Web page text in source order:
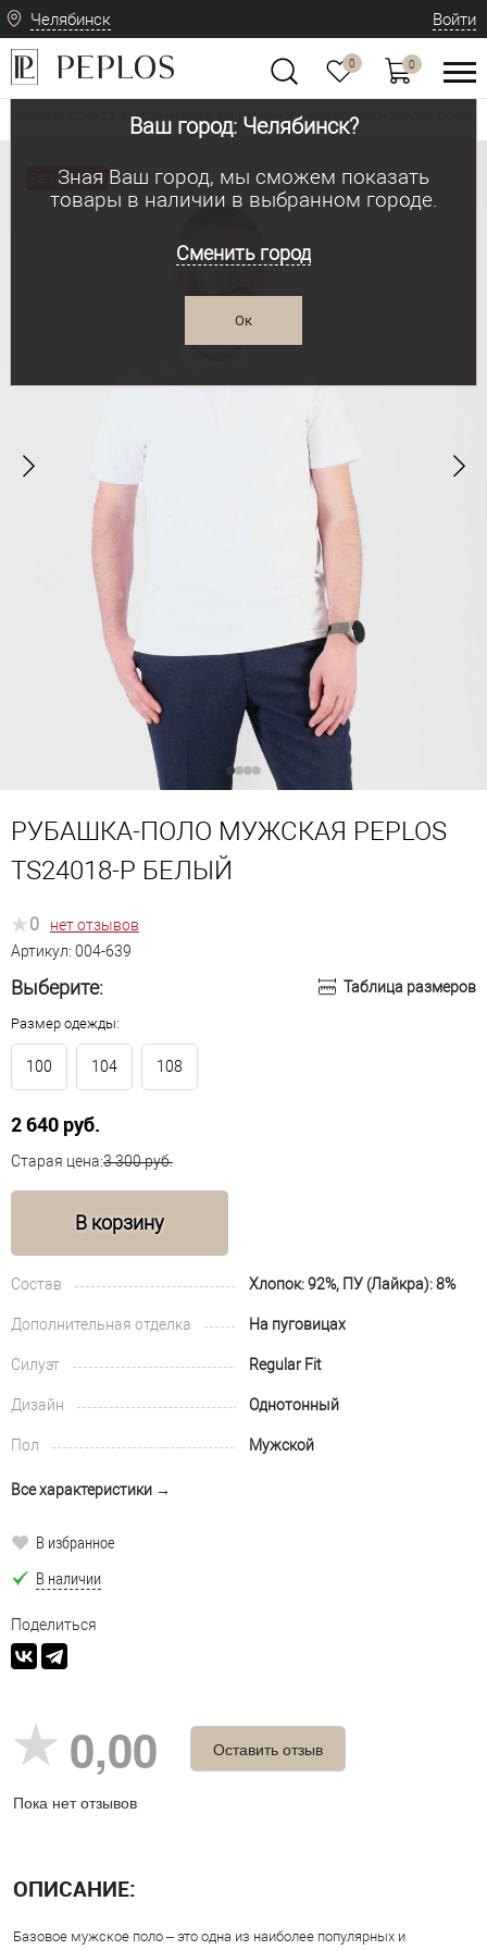
Челябинск
Ваш город: Челябинск?
Зная Ваш город, мы сможем показать
товары в наличии в выбранном городе.
Сменить город
Ок
Войти
0 0
Мужская одежда: классическая и современная Мужские футболки, поло,
Распродажа
РУБАШКА-ПОЛО МУЖСКАЯ PEPLOS
TS24018-P БЕЛЫЙ
0
нет отзывов
Артикул: 004-639
Выберите: Таблица размеров
Размер одежды:
100 104 108
2 640 руб.
Старая цена:3 300 руб.
В корзину
Состав Хлопок: 92%, ПУ (Лайкра): 8%
Дополнительная отделка На пуговицах
Силуэт Regular Fit
Дизайн Однотонный
Пол Мужской
Все характеристики →
В избранное
В наличии
Поделиться
0,00
Пока нет отзывов
Оставить отзыв
ОПИСАНИЕ:
Базовое мужское поло – это одна из наиболее популярных и